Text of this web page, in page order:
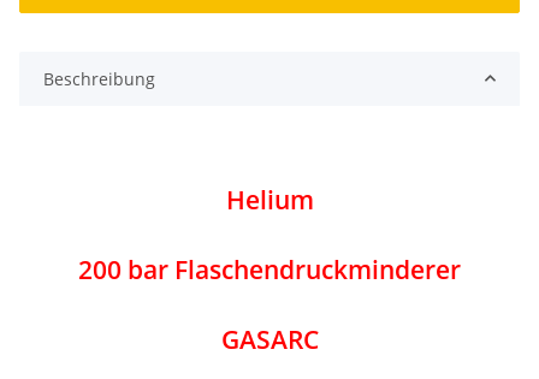
Beschreibung
Helium
200 bar Flaschendruckminderer
GASARC